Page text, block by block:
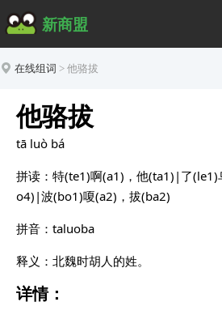
新商盟
在线组词 > 他骆拔
他骆拔
tā luò bá
拼读：特(te1)啊(a1)，他(ta1)|了
o4)|波(bo1)嗄(a2)，拔(ba2)
拼音：taluoba
释义：北魏时胡人的姓。
详情：